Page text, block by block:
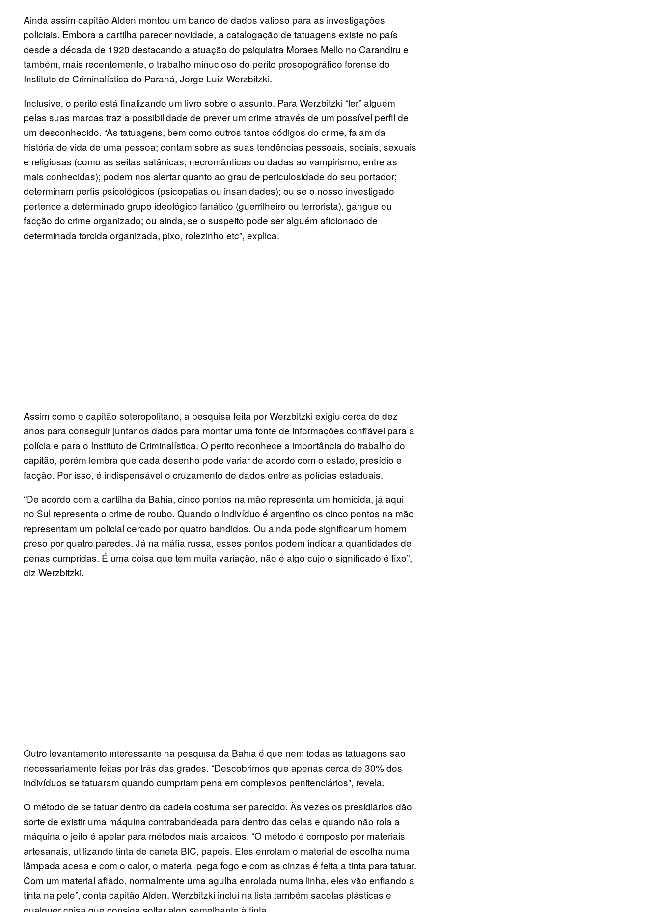
Ainda assim capitão Alden montou um banco de dados valioso para as investigações
policiais. Embora a cartilha parecer novidade, a catalogação de tatuagens existe no país
desde a década de 1920 destacando a atuação do psiquiatra Moraes Mello no Carandiru e
também, mais recentemente, o trabalho minucioso do perito prosopográfico forense do
Instituto de Criminalística do Paraná, Jorge Luiz Werzbitzki.
Inclusive, o perito está finalizando um livro sobre o assunto. Para Werzbitzki “ler” alguém
pelas suas marcas traz a possibilidade de prever um crime através de um possível perfil de
um desconhecido. “As tatuagens, bem como outros tantos códigos do crime, falam da
história de vida de uma pessoa; contam sobre as suas tendências pessoais, sociais, sexuais
e religiosas (como as seitas satânicas, necromânticas ou dadas ao vampirismo, entre as
mais conhecidas); podem nos alertar quanto ao grau de periculosidade do seu portador;
determinam perfis psicológicos (psicopatias ou insanidades); ou se o nosso investigado
pertence a determinado grupo ideológico fanático (guerrilheiro ou terrorista), gangue ou
facção do crime organizado; ou ainda, se o suspeito pode ser alguém aficionado de
determinada torcida organizada, pixo, rolezinho etc”, explica.
Assim como o capitão soteropolitano, a pesquisa feita por Werzbitzki exigiu cerca de dez
anos para conseguir juntar os dados para montar uma fonte de informações confiável para a
polícia e para o Instituto de Criminalística. O perito reconhece a importância do trabalho do
capitão, porém lembra que cada desenho pode variar de acordo com o estado, presídio e
facção. Por isso, é indispensável o cruzamento de dados entre as polícias estaduais.
“De acordo com a cartilha da Bahia, cinco pontos na mão representa um homicida, já aqui
no Sul representa o crime de roubo. Quando o indivíduo é argentino os cinco pontos na mão
representam um policial cercado por quatro bandidos. Ou ainda pode significar um homem
preso por quatro paredes. Já na máfia russa, esses pontos podem indicar a quantidades de
penas cumpridas. É uma coisa que tem muita variação, não é algo cujo o significado é fixo”,
diz Werzbitzki.
Outro levantamento interessante na pesquisa da Bahia é que nem todas as tatuagens são
necessariamente feitas por trás das grades. “Descobrimos que apenas cerca de 30% dos
indivíduos se tatuaram quando cumpriam pena em complexos penitenciários”, revela.
O método de se tatuar dentro da cadeia costuma ser parecido. Às vezes os presidiários dão
sorte de existir uma máquina contrabandeada para dentro das celas e quando não rola a
máquina o jeito é apelar para métodos mais arcaicos. “O método é composto por materiais
artesanais, utilizando tinta de caneta BIC, papeis. Eles enrolam o material de escolha numa
lâmpada acesa e com o calor, o material pega fogo e com as cinzas é feita a tinta para tatuar.
Com um material afiado, normalmente uma agulha enrolada numa linha, eles vão enfiando a
tinta na pele”, conta capitão Alden. Werzbitzki inclui na lista também sacolas plásticas e